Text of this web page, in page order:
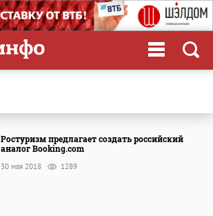
Ростуризм предлагает создать российский
аналог Booking.com
30 мая 2018 1289